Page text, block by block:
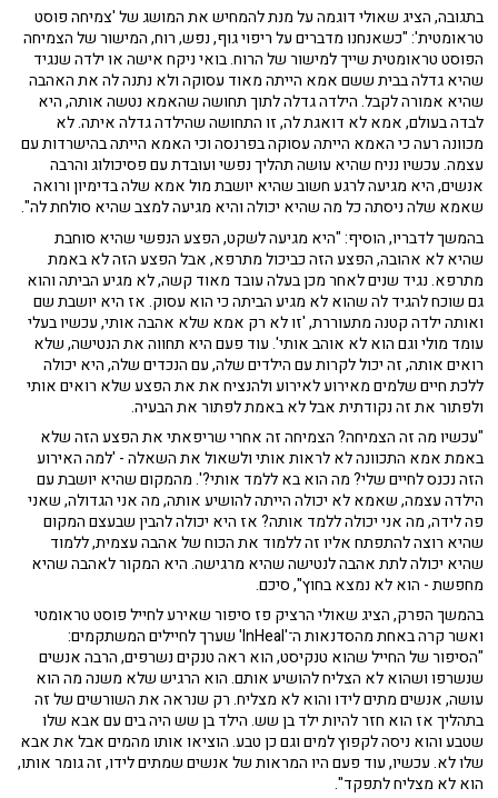
בתגובה, הציג שאולי דוגמה על מנת להמחיש את המושג של 'צמיחה פוסט
טראומטית': "כשאנחנו מדברים על ריפוי גוף, נפש, רוח, המישור של הצמיחה
הפוסט טראומטית שייך למישור של הרוח. בואי ניקח אישה או ילדה שנגיד
שהיא גדלה בבית ששם אמא הייתה מאוד עסוקה ולא נתנה לה את האהבה
שהיא אמורה לקבל. הילדה גדלה לתוך תחושה שהאמא נטשה אותה, היא
לבדה בעולם, אמא לא דואגת לה, זו התחושה שהילדה גדלה איתה. לא
מכוונה רעה כי האמא הייתה עסוקה בפרנסה וכי האמא הייתה בהישרדות עם
עצמה. עכשיו נניח שהיא עושה תהליך נפשי ועובדת עם פסיכולוג והרבה
אנשים, היא מגיעה לרגע חשוב שהיא יושבת מול אמא שלה בדימיון ורואה
שאמא שלה ניסתה כל מה שהיא יכולה והיא מגיעה למצב שהיא סולחת לה".
בהמשך לדבריו, הוסיף: "היא מגיעה לשקט, הפצע הנפשי שהיא סוחבת
שהיא לא אהובה, הפצע הזה כביכול מתרפא, אבל הפצע הזה לא באמת
מתרפא. נגיד שנים לאחר מכן בעלה עובד מאוד קשה, לא מגיע הביתה והוא
גם שוכח להגיד לה שהוא לא מגיע הביתה כי הוא עסוק. אז היא יושבת שם
ואותה ילדה קטנה מתעוררת, 'זו לא רק אמא שלא אהבה אותי, עכשיו בעלי
עומד מולי וגם הוא לא אוהב אותי'. עוד פעם היא תחווה את הנטישה, שלא
רואים אותה, זה יכול לקרות עם הילדים שלה, עם הנכדים שלה, היא יכולה
ללכת חיים שלמים מאירוע לאירוע ולהנציח את את הפצע שלא רואים אותי
ולפתור את זה נקודתית אבל לא באמת לפתור את הבעיה.
"עכשיו מה זה הצמיחה? הצמיחה זה אחרי שריפאתי את הפצע הזה שלא
באמת אמא התכוונה לא לראות אותי ולשאול את השאלה - 'למה האירוע
הזה נכנס לחיים שלי? מה הוא בא ללמד אותי?'. מהמקום שהיא יושבת עם
הילדה עצמה, שאמא לא יכולה הייתה להושיע אותה, מה אני הגדולה, שאני
פה לידה, מה אני יכולה ללמד אותה? אז היא יכולה להבין שבעצם המקום
שהיא רוצה להתפתח אליו זה ללמוד את הכוח של אהבה עצמית, ללמוד
שהיא יכולה לתת אהבה לנטישה שהיא מרגישה. היא המקור לאהבה שהיא
מחפשת - הוא לא נמצא בחוץ", סיכם.
בהמשך הפרק, הציג שאולי הרציק פז סיפור שאירע לחייל פוסט טראומטי
ואשר קרה באחת מהסדנאות ה־'InHeal' שערך לחיילים המשתקמים:
"הסיפור של החייל שהוא טנקיסט, הוא ראה טנקים נשרפים, הרבה אנשים
שנשרפו ושהוא לא הצליח להושיע אותם. הוא הרגיש שלא משנה מה הוא
עושה, אנשים מתים לידו והוא לא מצליח. רק שנראה את השורשים של זה
בתהליך אז הוא חזר להיות ילד בן שש. הילד בן שש היה בים עם אבא שלו
שטבע והוא ניסה לקפוץ למים וגם כן טבע. הוציאו אותו מהמים אבל את אבא
שלו לא. עכשיו, עוד פעם היו המראות של אנשים שמתים לידו, זה גומר אותו,
הוא לא מצליח לתפקד".